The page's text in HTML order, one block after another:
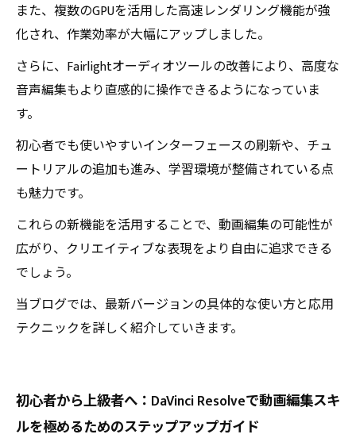
また、複数のGPUを活用した高速レンダリング機能が強
化され、作業効率が大幅にアップしました。
さらに、Fairlightオーディオツールの改善により、高度な
音声編集もより直感的に操作できるようになっていま
す。
初心者でも使いやすいインターフェースの刷新や、チュ
ートリアルの追加も進み、学習環境が整備されている点
も魅力です。
これらの新機能を活用することで、動画編集の可能性が
広がり、クリエイティブな表現をより自由に追求できる
でしょう。
当ブログでは、最新バージョンの具体的な使い方と応用
テクニックを詳しく紹介していきます。
初心者から上級者へ：DaVinci Resolveで動画編集スキ
ルを極めるためのステップアップガイド